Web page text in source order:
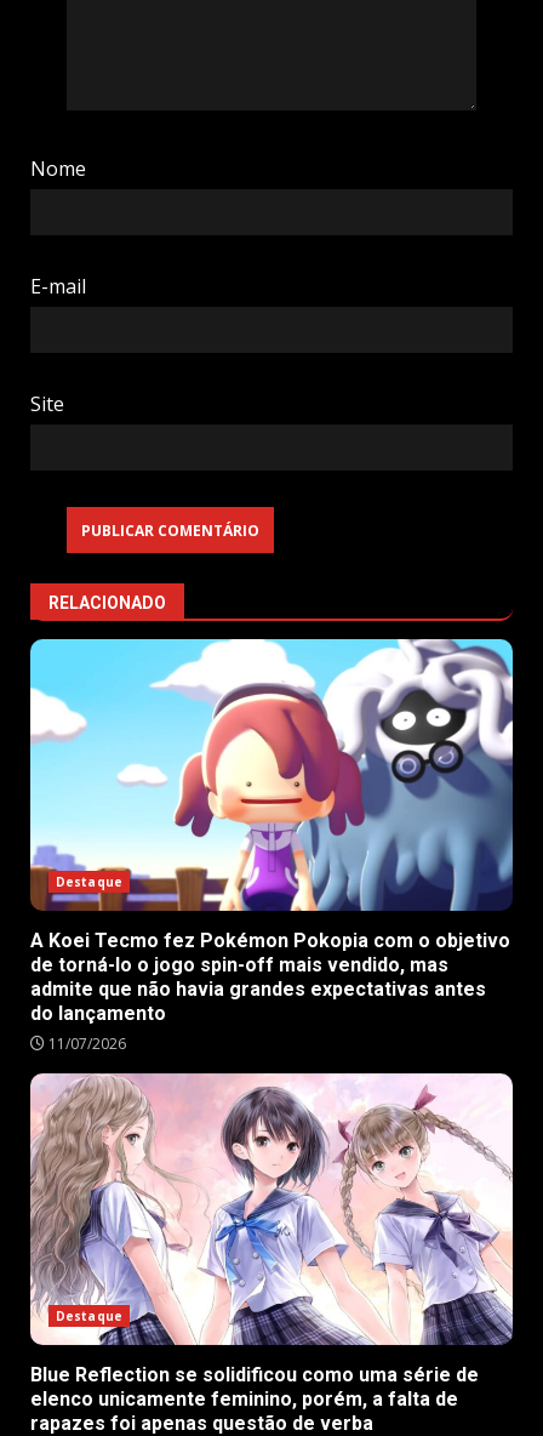
Nome
E-mail
Site
RELACIONADO
Destaque
A Koei Tecmo fez Pokémon Pokopia com o objetivo
de torná-lo o jogo spin-off mais vendido, mas
admite que não havia grandes expectativas antes
do lançamento
11/07/2026
Destaque
Blue Reflection se solidificou como uma série de
elenco unicamente feminino, porém, a falta de
rapazes foi apenas questão de verba